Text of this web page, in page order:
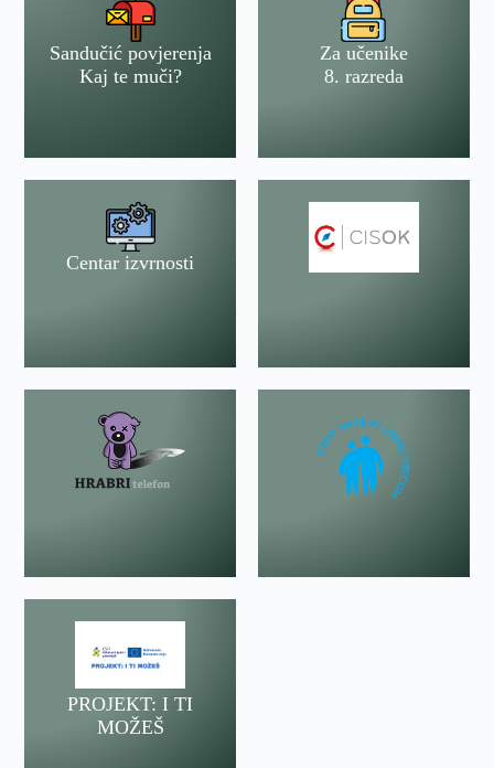
Sandučić povjerenja
Kaj te muči?
Za učenike
8. razreda
Centar izvrnosti
PROJEKT: I TI
MOŽEŠ